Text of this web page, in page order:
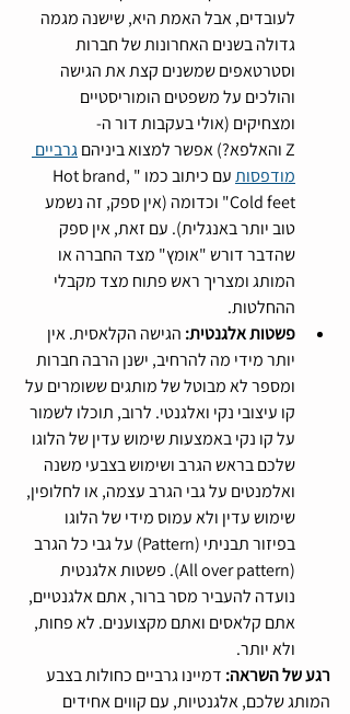
לעובדים, אבל האמת היא, שישנה מגמה
גדולה בשנים האחרונות של חברות
וסטרטאפים שמשנים קצת את הגישה
והולכים על משפטים הומוריסטיים
ומצחיקים (אולי בעקבות דור ה-
Z והאלפא?) אפשר למצוא ביניהם
גרביים
מודפסות
עם כיתוב כמו "Hot brand,
Cold feet" וכדומה (אין ספק, זה נשמע
טוב יותר באנגלית). עם זאת, אין ספק
שהדבר דורש "אומץ" מצד החברה או
המותג ומצריך ראש פתוח מצד מקבלי
ההחלטות.
פשטות אלגנטית: הגישה הקלאסית. אין
יותר מידי מה להרחיב, ישנן הרבה חברות
ומספר לא מבוטל של מותגים ששומרים על
קו עיצובי נקי ואלגנטי. לרוב, תוכלו לשמור
על קו נקי באמצעות שימוש עדין של הלוגו
שלכם בראש הגרב ושימוש בצבעי משנה
ואלמנטים על גבי הגרב עצמה, או לחלופין,
שימוש עדין ולא עמוס מידי של הלוגו
בפיזור תבניתי (Pattern) על גבי כל הגרב
(All over pattern). פשטות אלגנטית
נועדה להעביר מסר ברור, אתם אלגנטיים,
אתם קלאסים ואתם מקצוענים. לא פחות,
ולא יותר.
רגע של השראה: דמיינו גרביים כחולות בצבע
המותג שלכם, אלגנטיות, עם קווים אחידים